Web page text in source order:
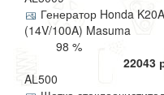
Генератор Honda
(14V/100A) Masuma
98 %
22043
AL500